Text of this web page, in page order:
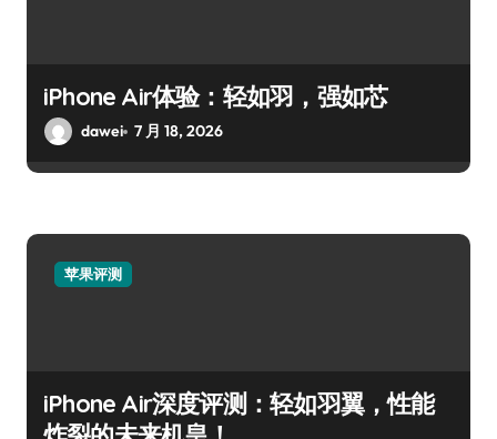
iPhone Air体验：轻如羽，强如芯
dawei 7 月 18, 2026
苹果评测
iPhone Air深度评测：轻如羽翼，性能